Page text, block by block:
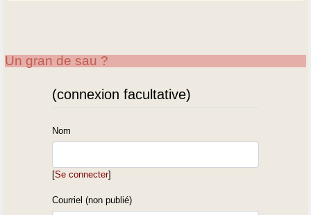
Un gran de sau ?
(connexion facultative)
Nom
[Se connecter]
Courriel (non publié)